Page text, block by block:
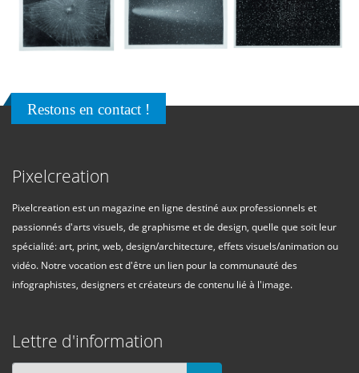
Restons en contact !
Pixelcreation
Pixelcreation est un magazine en ligne destiné aux professionnels et
passionnés d'arts visuels, de graphisme et de design, quelle que soit leur
spécialité: art, print, web, design/architecture, effets visuels/animation ou
vidéo. Notre vocation est d'être un lien pour la communauté des
infographistes, designers et créateurs de contenu lié à l'image.
Lettre d'information